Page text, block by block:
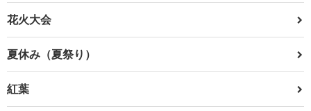
花火大会
夏休み（夏祭り）
紅葉